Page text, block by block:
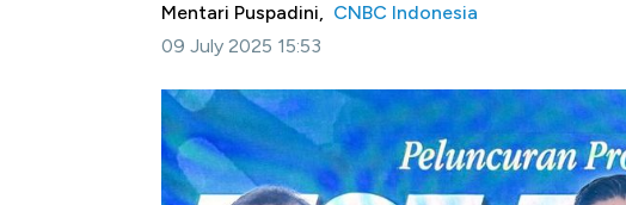
Mentari Puspadini, CNBC Indonesia
09 July 2025 15:53